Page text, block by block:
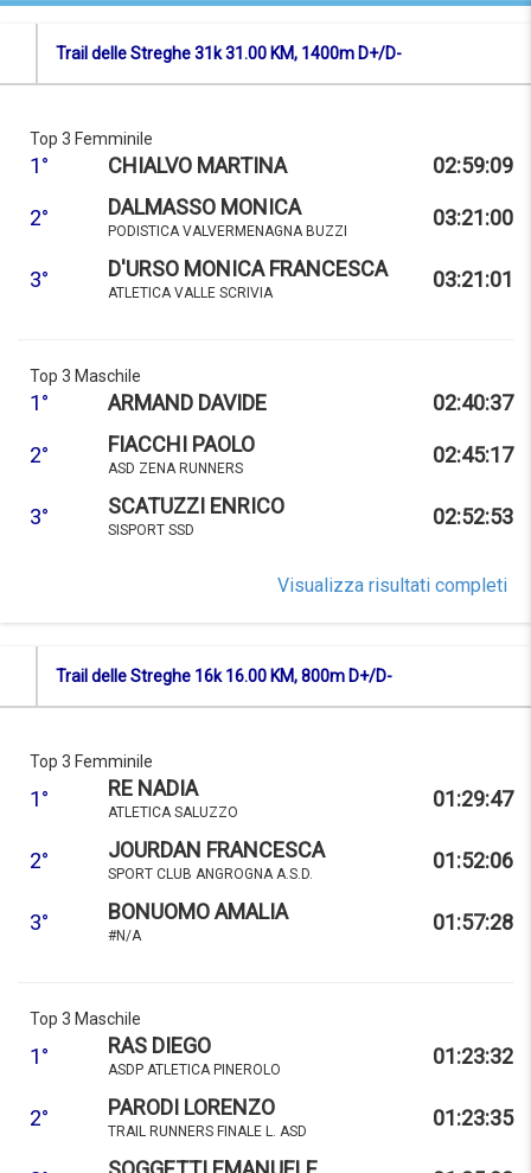
Trail delle Streghe 31k 31.00 KM, 1400m D+/D-
Top 3 Femminile
1° CHIALVO MARTINA 02:59:09
2° DALMASSO MONICA
PODISTICA VALVERMENAGNA BUZZI
03:21:00
3° D'URSO MONICA FRANCESCA
ATLETICA VALLE SCRIVIA
03:21:01
Top 3 Maschile
1° ARMAND DAVIDE 02:40:37
2° FIACCHI PAOLO
ASD ZENA RUNNERS
02:45:17
3° SCATUZZI ENRICO
SISPORT SSD
02:52:53
Visualizza risultati completi
Trail delle Streghe 16k 16.00 KM, 800m D+/D-
Top 3 Femminile
1° RE NADIA
ATLETICA SALUZZO
01:29:47
2° JOURDAN FRANCESCA
SPORT CLUB ANGROGNA A.S.D.
01:52:06
3° BONUOMO AMALIA
#N/A
01:57:28
Top 3 Maschile
1° RAS DIEGO
ASDP ATLETICA PINEROLO
01:23:32
2° PARODI LORENZO
TRAIL RUNNERS FINALE L. ASD
01:23:35